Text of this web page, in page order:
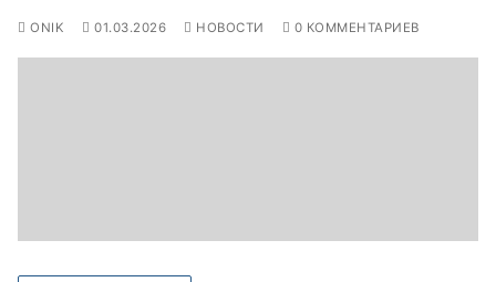
ONIK 01.03.2026 НОВОСТИ 0 КОММЕНТАРИЕВ